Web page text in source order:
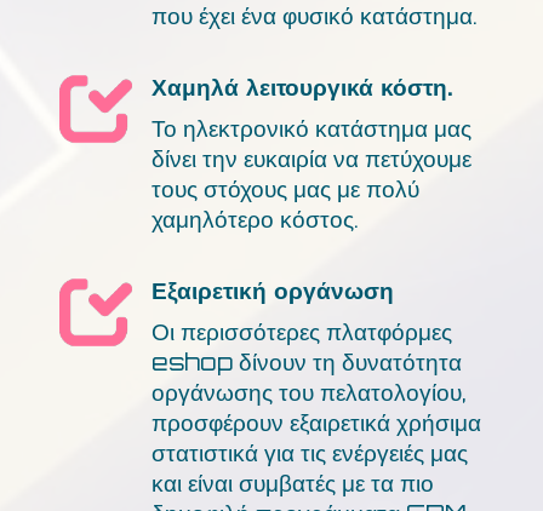
που έχει ένα φυσικό κατάστημα.
Χαμηλά λειτουργικά κόστη.
Το ηλεκτρονικό κατάστημα μας
δίνει την ευκαιρία να πετύχουμε
τους στόχους μας με πολύ
χαμηλότερο κόστος.
Εξαιρετική οργάνωση
Οι περισσότερες πλατφόρμες
eshop δίνουν τη δυνατότητα
οργάνωσης του πελατολογίου,
προσφέρουν εξαιρετικά χρήσιμα
στατιστικά για τις ενέργειές μας
και είναι συμβατές με τα πιο